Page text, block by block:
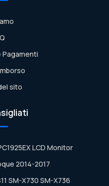
Pagamenti
sito
LCD Monitor
2014-2017
SM-X730 SM-X736